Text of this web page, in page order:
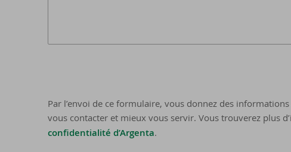
Par l’envoi de ce formulaire, vous donnez des
vous contacter et mieux vous servir. Vous trouverez plus
confidentialité d’Argenta.